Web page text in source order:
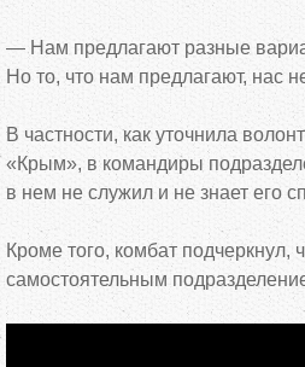
— Нам предлагают разные
Но то, что нам предлагают, нас
В частности, как уточнила
«Крым», в командиры
в нем не служил и не знает его
Кроме того, комбат подчеркнул,
самостоятельным